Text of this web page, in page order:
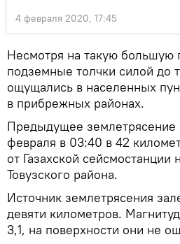
4 февраля 2020, 17:45
Несмотря на такую большую
подземные толчки силой до
ощущались в населенных
в прибрежных районах.
Предыдущее
февраля в 03:40 в 42
от Газахской сейсмостанции
Товузского района.
Источник землетрясения
девяти километров.
3,1, на поверхности они не